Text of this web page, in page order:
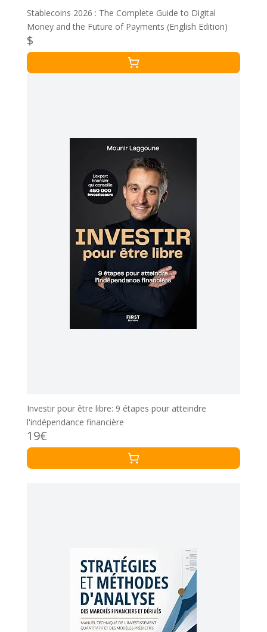
Stablecoins 2026 : The Complete Guide to Digital
Money and the Future of Payments (English Edition)
$
Investir pour être libre: 9 étapes pour atteindre
l'indépendance financière
19€